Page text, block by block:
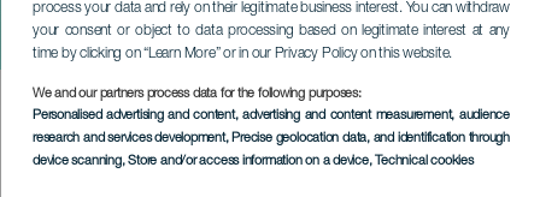
process your data and rely on their legitimate business interest. You can withdraw
your consent or object to data processing based on legitimate interest at any
time by clicking on “Learn More” or in our Privacy Policy on this website.
We and our partners process data for the following purposes:
Personalised advertising and content, advertising and content measurement, audience
research and services development, Precise geolocation data, and identification through
device scanning, Store and/or access information on a device, Technical cookies
HIC EXPERIENCES STORIES FINDER FORM